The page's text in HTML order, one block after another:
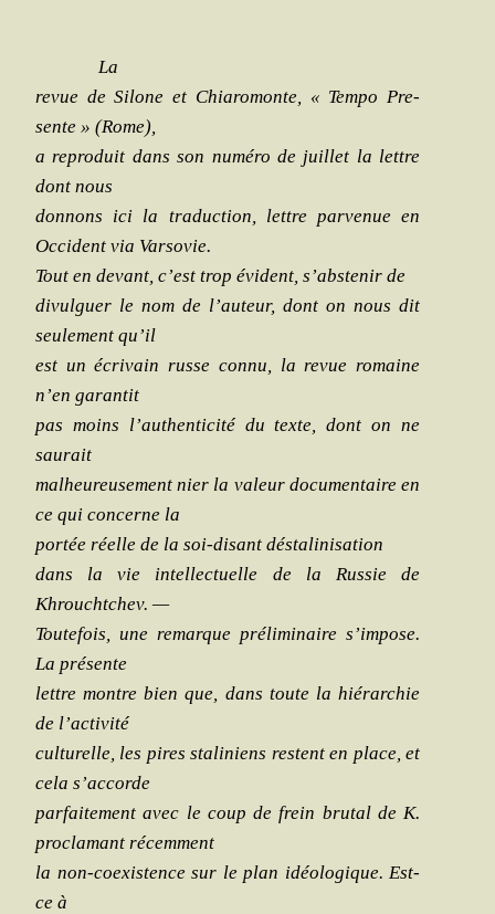
La
revue de Silone et Chia­ro­monte, « Tem­po Pre­
sente » (Rome),
a repro­duit dans son numé­ro de juillet la lettre
dont nous
don­nons ici la tra­duc­tion, lettre par­ve­nue en
Occi­dent via Varsovie.
Tout en devant, c’est trop évident, s’abstenir de
divul­guer le nom de l’auteur, dont on nous dit
seule­ment qu’il
est un écri­vain russe connu, la revue romaine
n’en garantit
pas moins l’authenticité du texte, dont on ne
saurait
mal­heu­reu­se­ment nier la valeur docu­men­taire en
ce qui concerne la
por­tée réelle de la soi-disant déstalinisation
dans la vie intel­lec­tuelle de la Rus­sie de
Khrouchtchev. —
Tou­te­fois, une remarque pré­li­mi­naire s’impose.
La présente
lettre montre bien que, dans toute la hié­rar­chie
de l’activité
cultu­relle, les pires sta­li­niens res­tent en place, et
cela s’accorde
par­fai­te­ment avec le coup de frein bru­tal de K.
pro­cla­mant récemment
la non-coexis­tence sur le plan idéo­lo­gique. Est-
ce à